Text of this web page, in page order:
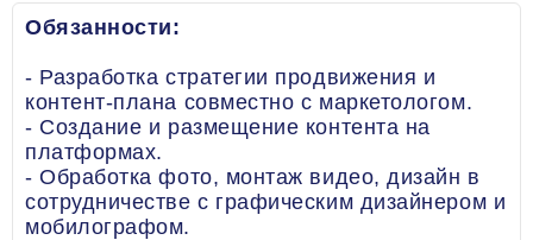
Обязанности:
- Разработка стратегии продвижения и
контент-плана совместно с маркетологом.
- Создание и размещение контента на
платформах.
- Обработка фото, монтаж видео, дизайн в
сотрудничестве с графическим дизайнером и
мобилографом.